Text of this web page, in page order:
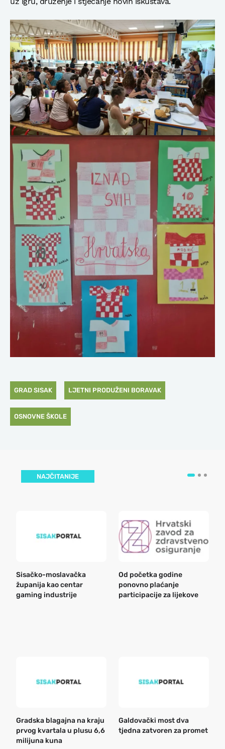
GRAD SISAK LJETNI PRODUŽENI BORAVAK
OSNOVNE ŠKOLE
NAJČITANIJE
Sisačko-moslavačka
županija kao centar
gaming industrije
Od početka godine
ponovno plaćanje
participacije za lijekove
Gradska blagajna na kraju
prvog kvartala u plusu 6,6
milijuna kuna
Galdovački most dva
tjedna zatvoren za promet